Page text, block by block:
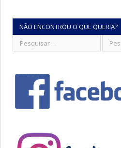
NÃO ENCONTROU O QUE QUERIA?